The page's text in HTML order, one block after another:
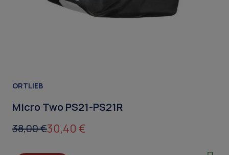
ORTLIEB
Micro Two PS21-PS21R
38,00 €30,40 €